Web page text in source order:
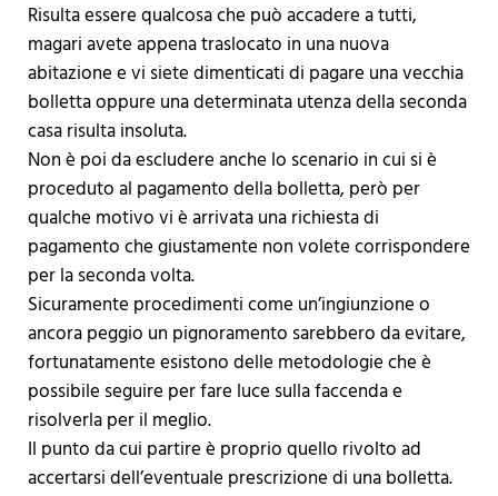
Risulta essere qualcosa che può accadere a tutti,
magari avete appena traslocato in una nuova
abitazione e vi siete dimenticati di pagare una vecchia
bolletta oppure una determinata utenza della seconda
casa risulta insoluta.
Non è poi da escludere anche lo scenario in cui si è
proceduto al pagamento della bolletta, però per
qualche motivo vi è arrivata una richiesta di
pagamento che giustamente non volete corrispondere
per la seconda volta.
Sicuramente procedimenti come un’ingiunzione o
ancora peggio un pignoramento sarebbero da evitare,
fortunatamente esistono delle metodologie che è
possibile seguire per fare luce sulla faccenda e
risolverla per il meglio.
Il punto da cui partire è proprio quello rivolto ad
accertarsi dell’eventuale prescrizione di una bolletta.